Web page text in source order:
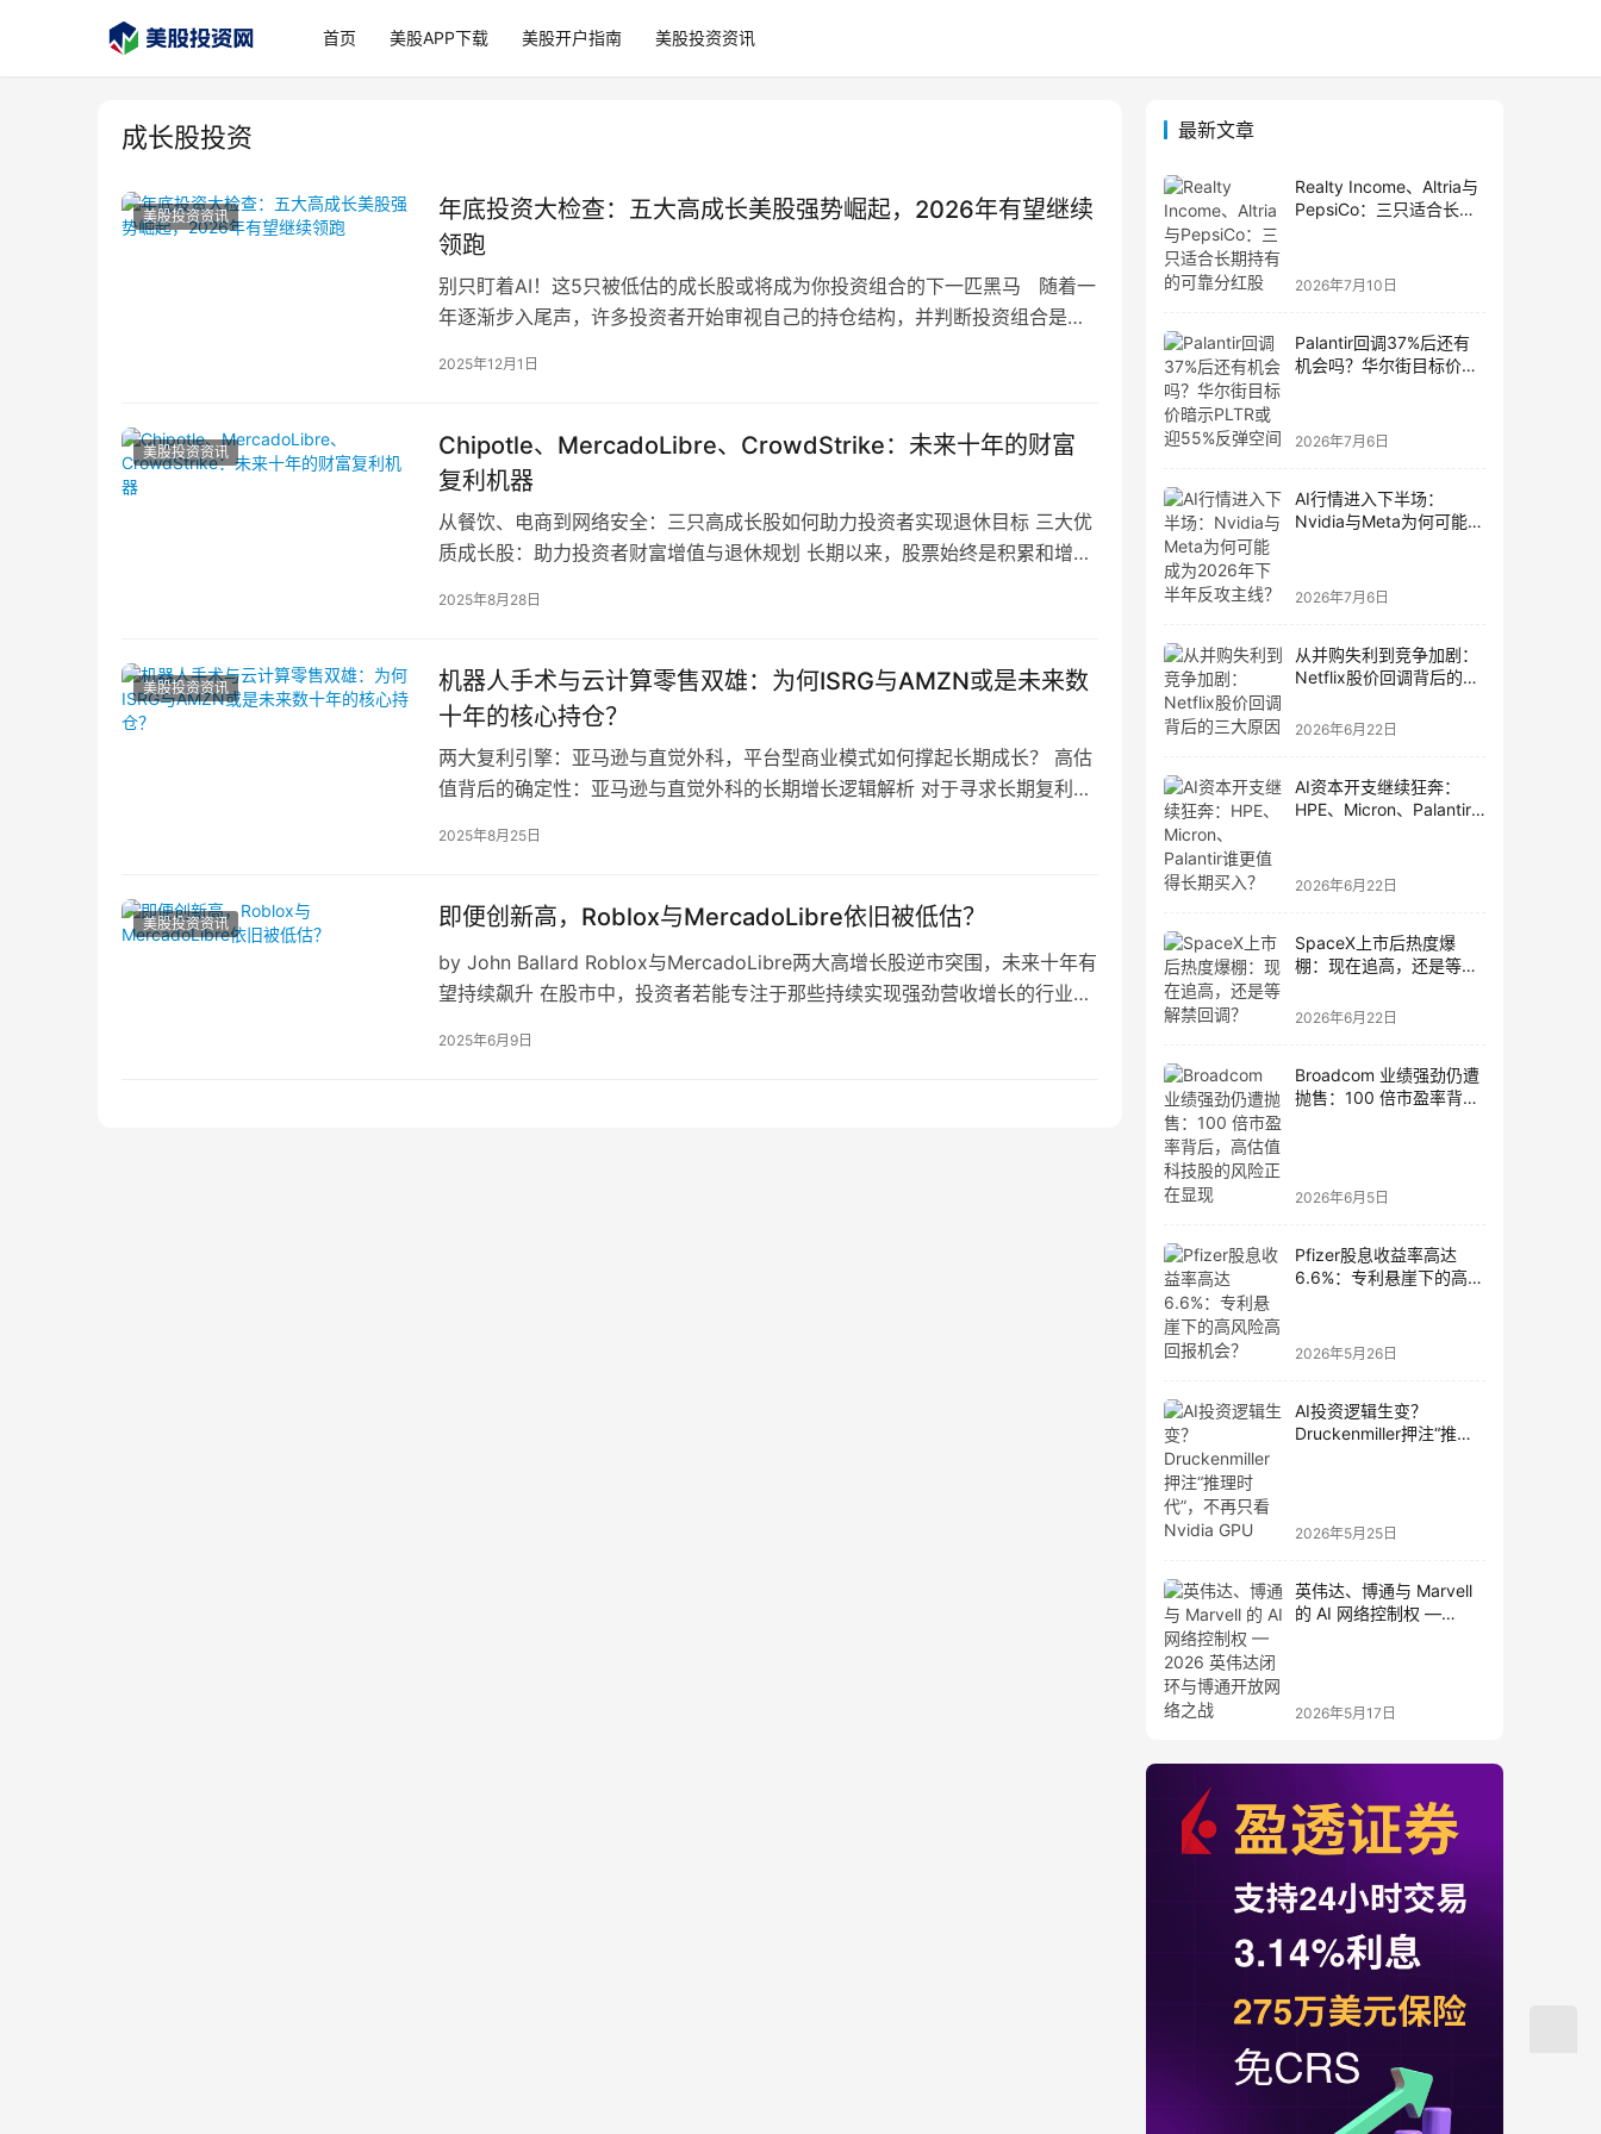
首页 美股APP下载 美股开户指南 美股投资资讯
成长股投资
美股投资资讯
年底投资大检查：五大高成长美股强势崛起，2026年有望继续
领跑
别只盯着AI！这5只被低估的成长股或将成为你投资组合的下一匹黑马 随着一
年逐渐步入尾声，许多投资者开始审视自己的持仓结构，并判断投资组合是否
2025年12月1日
美股投资资讯
Chipotle、MercadoLibre、CrowdStrike：未来十年的财富
复利机器
从餐饮、电商到网络安全：三只高成长股如何助力投资者实现退休目标 三大优
质成长股：助力投资者财富增值与退休规划 长期以来，股票始终是积累和增长
2025年8月28日
美股投资资讯
机器人手术与云计算零售双雄：为何ISRG与AMZN或是未来数
十年的核心持仓？
两大复利引擎：亚马逊与直觉外科，平台型商业模式如何撑起长期成长？ 高估
值背后的确定性：亚马逊与直觉外科的长期增长逻辑解析 对于寻求长期复利增
2025年8月25日
美股投资资讯 即便创新高，Roblox与MercadoLibre依旧被低估？
by John Ballard Roblox与MercadoLibre两大高增长股逆市突围，未来十年有
望持续飙升 在股市中，投资者若能专注于那些持续实现强劲营收增长的行业领
2025年6月9日
最新文章
Realty Income、Altria与
PepsiCo：三只适合长期
2026年7月10日
Palantir回调37%后还有
机会吗？华尔街目标价暗
2026年7月6日
AI行情进入下半场：
Nvidia与Meta为何可能成
2026年7月6日
从并购失利到竞争加剧：
Netflix股价回调背后的三
2026年6月22日
AI资本开支继续狂奔：
HPE、Micron、Palantir
2026年6月22日
SpaceX上市后热度爆
棚：现在追高，还是等解
2026年6月22日
Broadcom 业绩强劲仍遭
抛售：100 倍市盈率背
2026年6月5日
Pfizer股息收益率高达
6.6%：专利悬崖下的高风
2026年5月26日
AI投资逻辑生变？
Druckenmiller押注“推理
2026年5月25日
英伟达、博通与 Marvell
的 AI 网络控制权 —
2026年5月17日